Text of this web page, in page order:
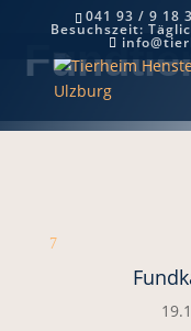
041 93 / 9 18
Besuchszeit:
7